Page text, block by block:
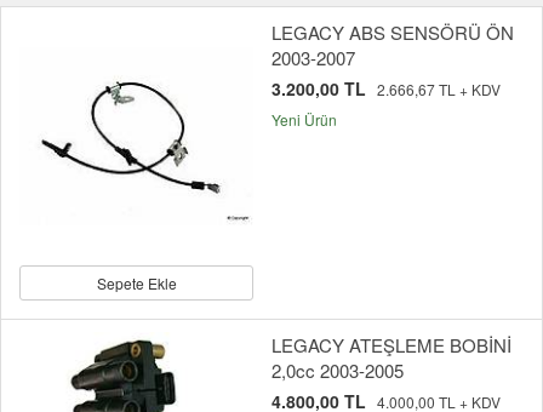
Sepete Ekle
LEGACY ABS SENSÖRÜ ÖN
2003-2007
3.200,00 TL 2.666,67 TL + KDV
Yeni Ürün
LEGACY ATEŞLEME BOBİNİ
2,0cc 2003-2005
4.800,00 TL 4.000,00 TL + KDV